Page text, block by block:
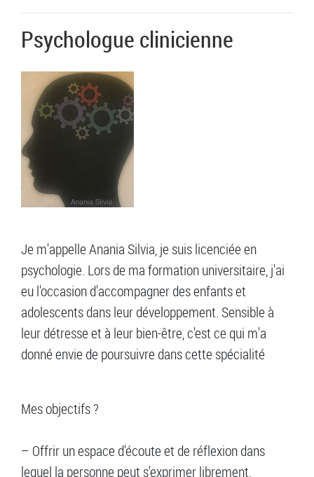
Psychologue clinicienne
Je m'appelle Anania Silvia, je suis licenciée en
psychologie. Lors de ma formation universitaire, j'ai
eu l'occasion d'accompagner des enfants et
adolescents dans leur développement. Sensible à
leur détresse et à leur bien-être, c'est ce qui m'a
donné envie de poursuivre dans cette spécialité
Mes objectifs ?
– Offrir un espace d'écoute et de réflexion dans
lequel la personne peut s'exprimer librement.